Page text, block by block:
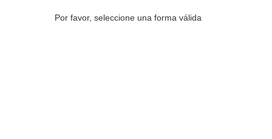
Por favor, seleccione una forma válida